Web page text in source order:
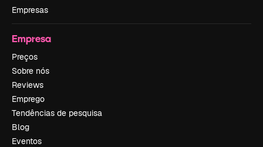
Empresas
Empresa
Preços
Sobre nós
Reviews
Emprego
Tendências de pesquisa
Blog
Eventos